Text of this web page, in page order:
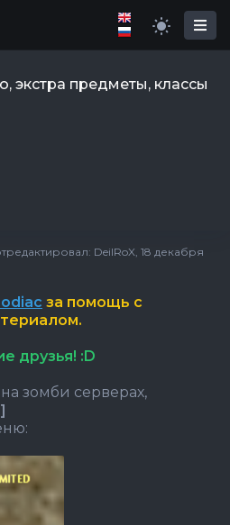
экстра предметы, классы
DeilRoX, 18 декабря
за помощь с
друзья! :D
зомби серверах,